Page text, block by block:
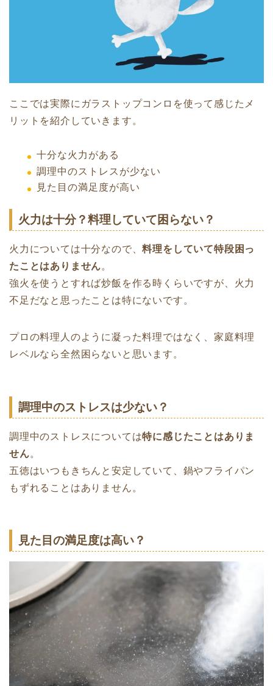
ここでは実際にガラストップコンロを使って感じたメ
リットを紹介していきます。
十分な火力がある
調理中のストレスが少ない
見た目の満足度が高い
火力は十分？料理していて困らない？
火力については十分なので、料理をしていて特段困っ
たことはありません。
強火を使うとすれば炒飯を作る時くらいですが、火力
不足だなと思ったことは特にないです。
プロの料理人のように凝った料理ではなく、家庭料理
レベルなら全然困らないと思います。
調理中のストレスは少ない？
調理中のストレスについては特に感じたことはありま
せん。
五徳はいつもきちんと安定していて、鍋やフライパン
もずれることはありません。
見た目の満足度は高い？